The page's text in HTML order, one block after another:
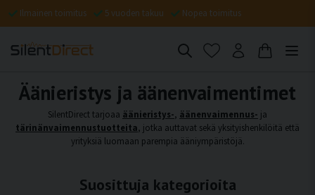
Ilmainen toimitus 5 vuoden takuu Nopea toimitus
Äänieristys ja äänenvaimentimet
SilentDirect tarjoaa äänieristys-, äänenvaimennus- ja
tärinänvaimennustuotteita, jotka auttavat sekä yksityishenkilöitä että
yrityksiä luomaan parempia ääniympäristöjä.
Suosittuja kategorioita